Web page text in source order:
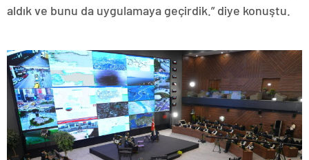
aldık ve bunu da uygulamaya geçirdik.” diye konuştu.